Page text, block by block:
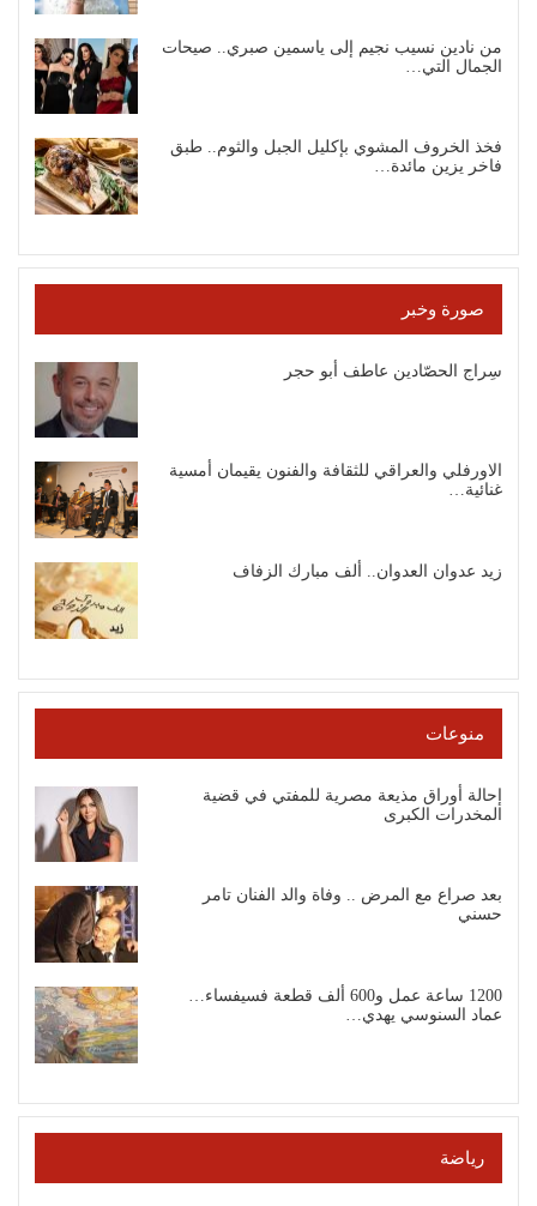
من نادين نسيب نجيم إلى ياسمين صبري.. صيحات
الجمال التي…
فخذ الخروف المشوي بإكليل الجبل والثوم.. طبق
فاخر يزين مائدة…
صورة وخبر
سِراج الحصّادين عاطف أبو حجر
الاورفلي والعراقي للثقافة والفنون يقيمان أمسية
غنائية…
زيد عدوان العدوان.. ألف مبارك الزفاف
منوعات
إحالة أوراق مذيعة مصرية للمفتي في قضية
المخدرات الكبرى
بعد صراع مع المرض .. وفاة والد الفنان تامر
حسني
1200 ساعة عمل و600 ألف قطعة فسيفساء…
عماد السنوسي يهدي…
رياضة